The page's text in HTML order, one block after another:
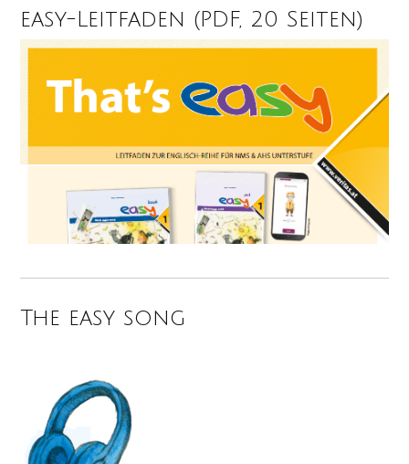
easy-Leitfaden (PDF, 20 Seiten)
The easy song